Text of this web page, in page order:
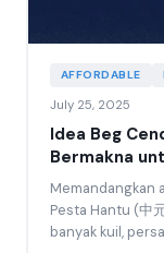
AFFORDABLE
July 25, 2025
Idea Beg
Bermakna
Memandangkan
Pesta Hantu (中
banyak kuil,